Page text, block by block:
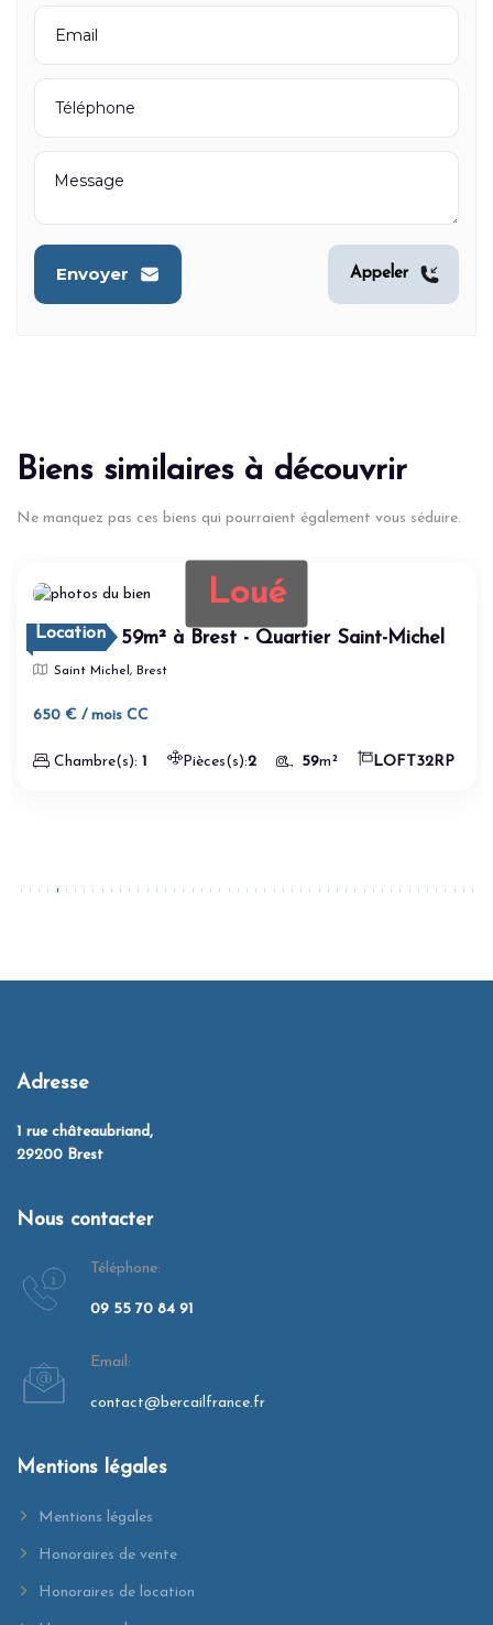
Envoyer Appeler
Biens similaires à découvrir
Ne manquez pas ces biens qui pourraient également vous séduire.
Loué
Location
LOFT de 59m² à Brest - Quartier Saint-Michel
Saint Michel, Brest
650 € / mois CC
Chambre(s): 1 Pièces(s):2 59m² LOFT32RP
Adresse
1 rue châteaubriand,
29200 Brest
Nous contacter
Téléphone:
09 55 70 84 91
Email:
contact@bercailfrance.fr
Mentions légales
Mentions légales
Honoraires de vente
Honoraires de location